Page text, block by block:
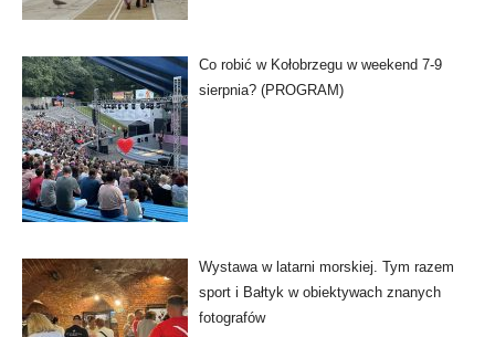
Co robić w Kołobrzegu w weekend 7-9
sierpnia? (PROGRAM)
Wystawa w latarni morskiej. Tym razem
sport i Bałtyk w obiektywach znanych
fotografów